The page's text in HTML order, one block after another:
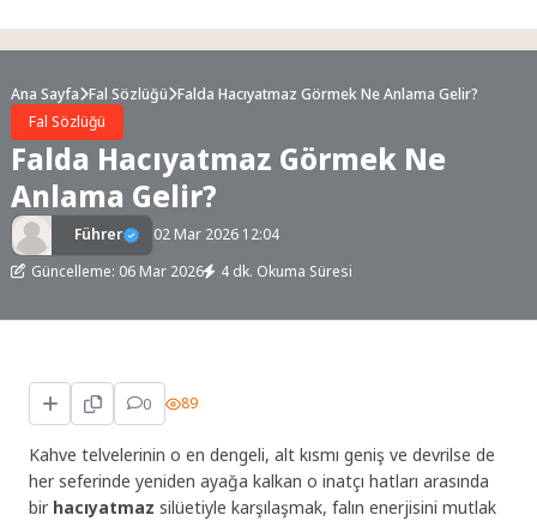
Ana Sayfa Fal Sözlüğü Falda Hacıyatmaz Görmek Ne Anlama Gelir?
Fal Sözlüğü
Falda Hacıyatmaz Görmek Ne
Anlama Gelir?
Führer
02 Mar 2026 12:04
Güncelleme: 06 Mar 2026
4 dk. Okuma Süresi
0 89
Kahve telvelerinin o en dengeli, alt kısmı geniş ve devrilse de
her seferinde yeniden ayağa kalkan o inatçı hatları arasında
bir hacıyatmaz silüetiyle karşılaşmak, falın enerjisini mutlak